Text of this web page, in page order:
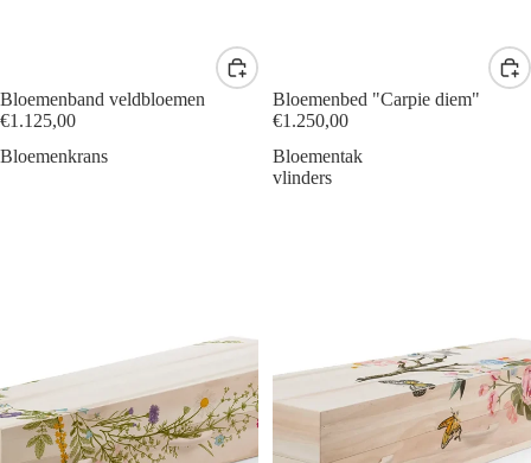
Bloemenband veldbloemen
€1.125,00
Bloemenbed "Carpie diem"
€1.250,00
Bloemenkrans
Bloementak
vlinders